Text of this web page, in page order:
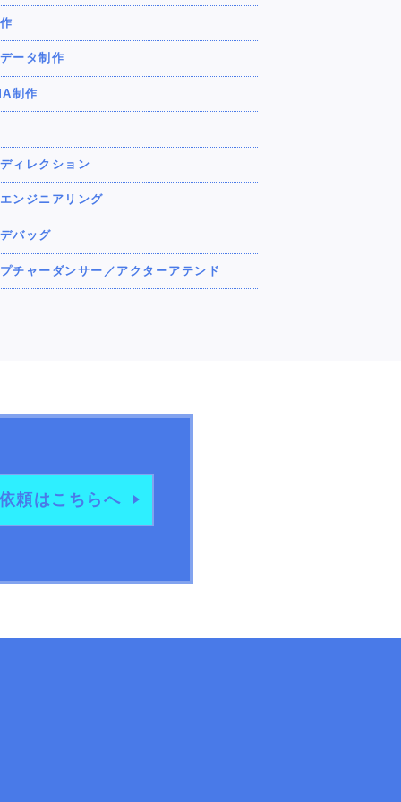
ータ制作
制作
ィレクション
ンジニアリング
バッグ
チャーダンサー／アクターアテンド
頼は こちらへ